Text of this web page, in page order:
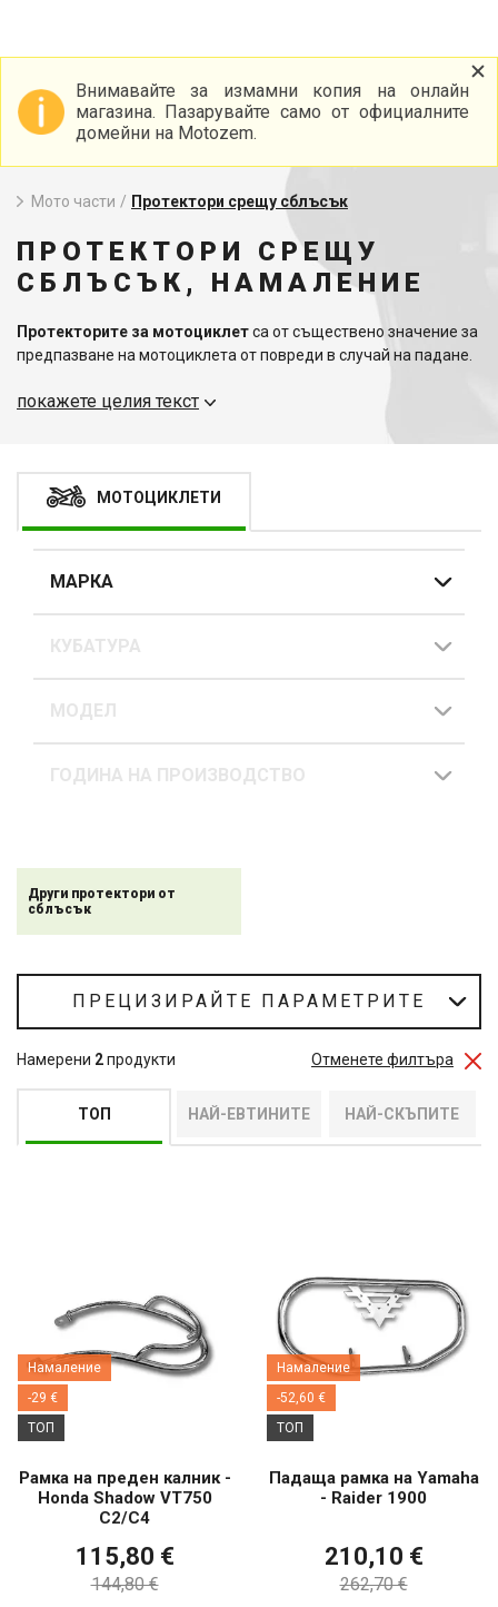
Внимавайте за измамни копия на онлайн
магазина. Пазарувайте само от официалните
домейни на Motozem.
Мото части / Протектори срещу сблъсък
ПРОТЕКТОРИ СРЕЩУ
СБЛЪСЪК, НАМАЛЕНИЕ
Протекторите за мотоциклетса от съществено значение за
предпазване на мотоциклета от повреди в случай на падане.
най-високите стандарти за качество и издръжливост.
покажете целия текст
МОТОЦИКЛЕТИ
МАРКА
КУБАТУРА
МОДЕЛ
ГОДИНА НА ПРОИЗВОДСТВО
Други протектори от
сблъсък
ПРЕЦИЗИРАЙТЕ ПАРАМЕТРИТЕ
Отменете филтъра
Намерени 2продукти
ТОП НАЙ-ЕВТИНИТЕ НАЙ-СКЪПИТЕ
Намаление
-29 €
ТОП
Рамка на преден калник -
Honda Shadow VT750
C2/C4
115,80 €
144,80 €
Намаление
-52,60 €
ТОП
Падаща рамка на Yamaha
- Raider 1900
210,10 €
262,70 €